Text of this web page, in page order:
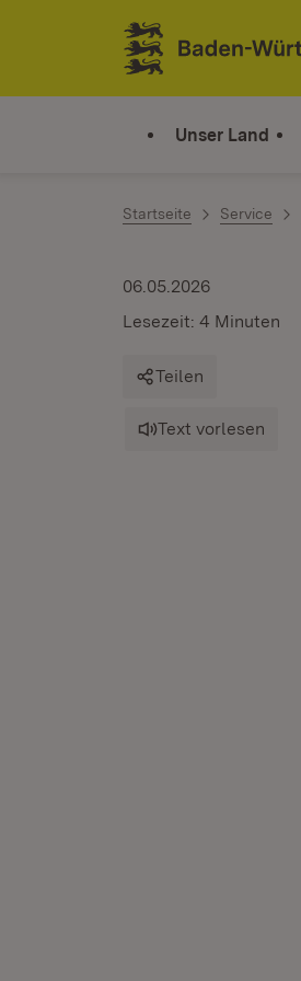
Zum Inhalt springen
Link zur Startseite
Unser Land
Startseite Service
06.05.2026
Lesezeit: 4 Minuten
Teilen
Text vorlesen